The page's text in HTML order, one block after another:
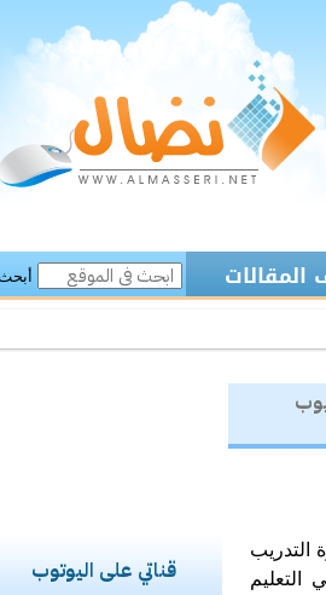
قناتي على اليوتوب
التدريب
التعليم